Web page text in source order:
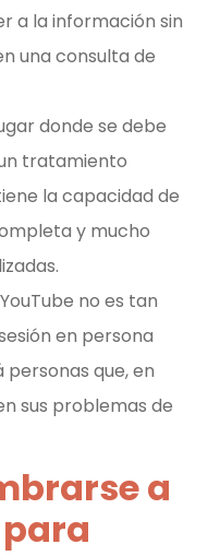
a la información sin
una consulta de
donde se debe
tratamiento
la capacidad de
y mucho
no es tan
en persona
que, en
sus problemas de
a